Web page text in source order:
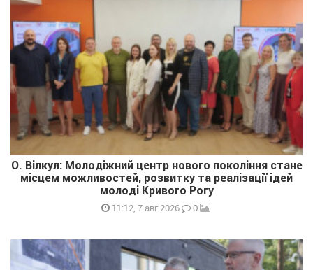
О. Вілкул: Молодіжний центр нового покоління стане
місцем можливостей, розвитку та реалізації ідей
молоді Кривого Рогу
11:12, 7 авг 2026 0